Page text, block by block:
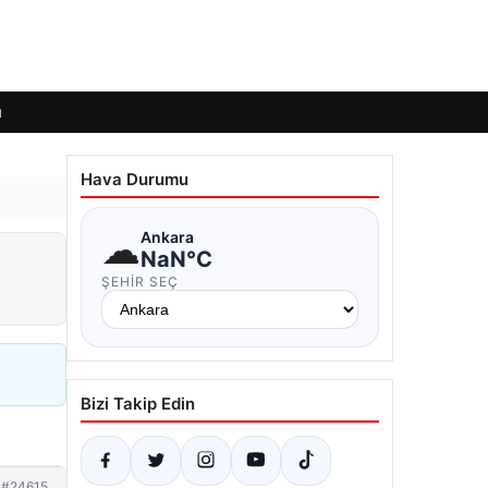
Hava Durumu
☁Ankara
NaN°C
ŞEHIR SEÇ
Bizi Takip Edin